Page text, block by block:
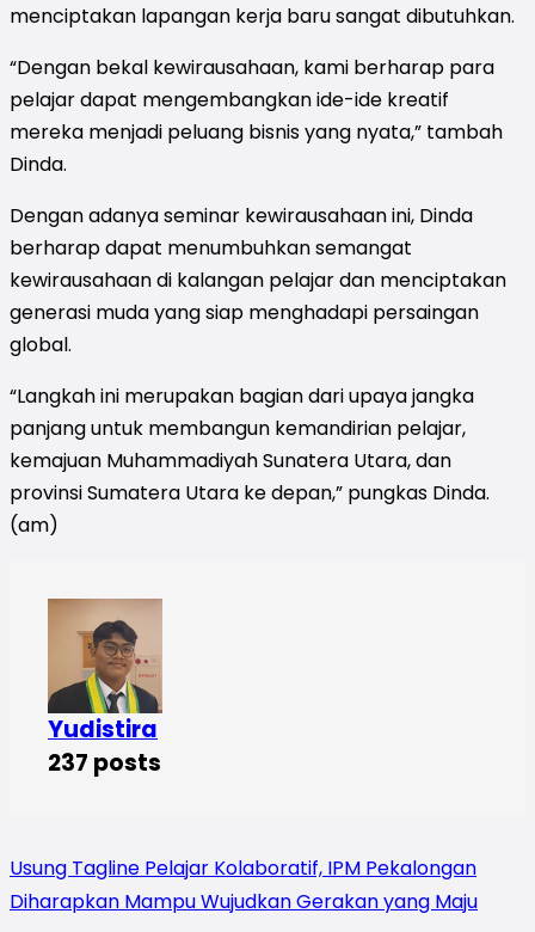
menciptakan lapangan kerja baru sangat dibutuhkan.
“Dengan bekal kewirausahaan, kami berharap para
pelajar dapat mengembangkan ide-ide kreatif
mereka menjadi peluang bisnis yang nyata,” tambah
Dinda.
Dengan adanya seminar kewirausahaan ini, Dinda
berharap dapat menumbuhkan semangat
kewirausahaan di kalangan pelajar dan menciptakan
generasi muda yang siap menghadapi persaingan
global.
“Langkah ini merupakan bagian dari upaya jangka
panjang untuk membangun kemandirian pelajar,
kemajuan Muhammadiyah Sunatera Utara, dan
provinsi Sumatera Utara ke depan,” pungkas Dinda.
(am)
Yudistira
237 posts
Usung Tagline Pelajar Kolaboratif, IPM Pekalongan
Diharapkan Mampu Wujudkan Gerakan yang Maju